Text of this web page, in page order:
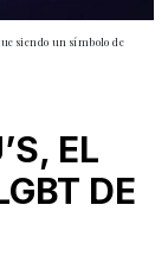
siendo un símbolo de
EL
DE